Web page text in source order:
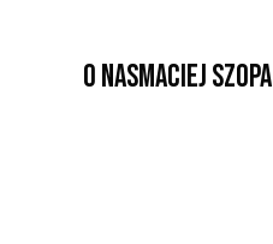
O NASMACIEJ SZOPA